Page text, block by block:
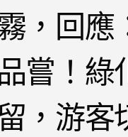
，回應
嘗！綠
，游客